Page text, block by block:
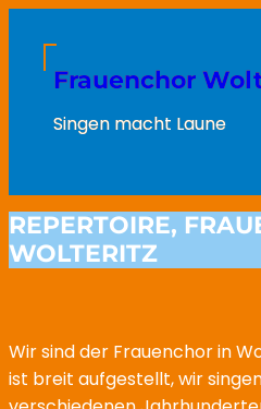
Inhalt
springenFrauenchor
Singen macht Laune
REPERTOIRE,
WOLTERITZ
Wir sind der Frauenchor in
ist breit aufgestellt, wir